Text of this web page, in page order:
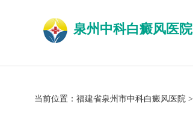
泉州中科白癜风医院
当前位置： 福建省泉州市中科白癜风医院 >